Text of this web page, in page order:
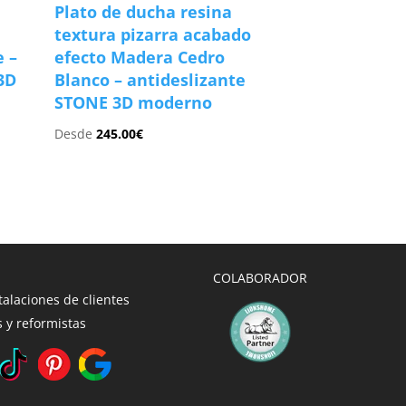
–
Plato de ducha resina
textura pizarra acabado
efecto Madera Cedro
Blanco – antideslizante
STONE 3D moderno
Desde245.00€
de clientes
y reformistas
COLABORADOR